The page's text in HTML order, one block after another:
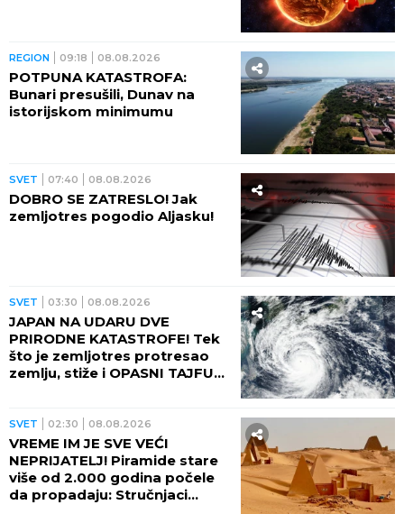
REGION 09:18 08.08.2026
POTPUNA KATASTROFA:
Bunari presušili, Dunav na
istorijskom minimumu
SVET 07:40 08.08.2026
DOBRO SE ZATRESLO! Jak
zemljotres pogodio Aljasku!
SVET 03:30 08.08.2026
JAPAN NA UDARU DVE
PRIRODNE KATASTROFE! Tek
što je zemljotres protresao
zemlju, stiže i OPASNI TAJFUN:
SVET 02:30 08.08.2026
VREME IM JE SVE VEĆI
NEPRIJATELJ! Piramide stare
više od 2.000 godina počele
da propadaju: Stručnjaci